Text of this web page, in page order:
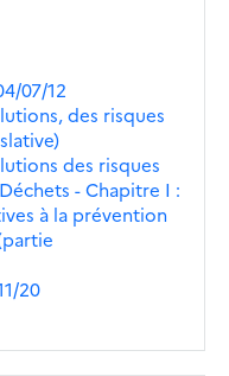
07/12
des risques
des risques
- Chapitre I :
à la prévention
20